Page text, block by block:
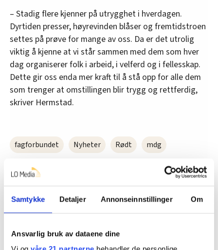
Samtykke Detaljer Annonseinnstillinger Om
Ansvarlig bruk av dataene dine
– Stadig flere kjenner på utrygghet i hverdagen.
Dyrtiden presser, høyrevinden blåser og fremtidstroen
settes på prøve for mange av oss. Da er det utrolig
viktig å kjenne at vi står sammen med dem som hver
dag organiserer folk i arbeid, i velferd og i fellesskap.
Dette gir oss enda mer kraft til å stå opp for alle dem
som trenger at omstillingen blir trygg og rettferdig,
skriver Hermstad.
fagforbundet Nyheter Rødt mdg
fagbladet
Del artikkel